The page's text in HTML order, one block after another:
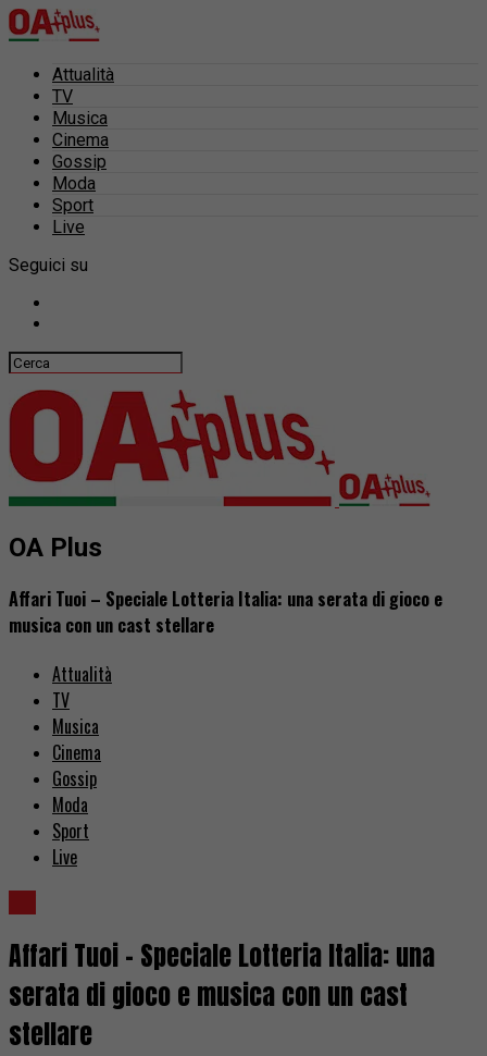
Attualità
TV
Musica
Cinema
Gossip
Moda
Sport
Live
Seguici su
OA Plus
Affari Tuoi – Speciale Lotteria Italia: una serata di gioco e
musica con un cast stellare
Attualità
TV
Musica
Cinema
Gossip
Moda
Sport
Live
Affari Tuoi – Speciale Lotteria Italia: una
serata di gioco e musica con un cast
stellare